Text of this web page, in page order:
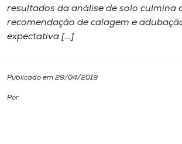
I.nova
Cultura
resultados da análise de solo culmina
recomendação de calagem e
expectativa […]
Publicado em 29/04/2019
Por